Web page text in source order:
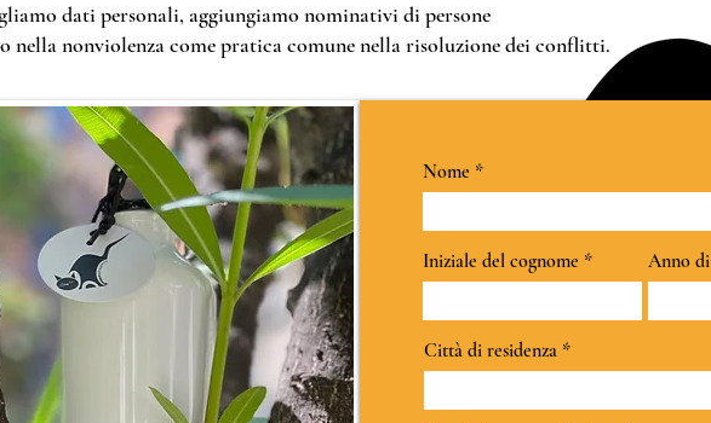
Nome
Iniziale del cognome Anno
Città di residenza
dati personali, aggiungiamo nominativi di persone
nella nonviolenza come pratica comune nella risoluzione dei conflitti.